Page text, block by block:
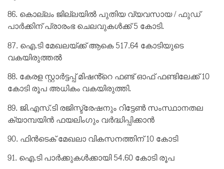
86. കൊല്ലം ജില്ലയിൽ പുതിയ വ്യവസായ / ഫുഡ്
പാർക്കിന് പ്രാരംഭ ചെലവുകൾക്ക് 5 കോടി.
87. ഐ.ടി മേഖലയ്ക്ക് ആകെ 517.64 കോടിയുടെ
വകയിരുത്തൽ
88. കേരള സ്റ്റാർട്ടപ്പ് മിഷൻ്റെ ഫണ്ട് ഓഫ് ഫണ്ടിലേക്ക് 10
കോടി രൂപ അധികം വകയിരുത്തി.
89. ജി.എസ്.ടി രജിസ്ട്രേഷനും റിട്ടേൺ സംസ്ഥാനതല
ക്യാമ്പയിൻ ഫയലിംഗും വർദ്ധിപ്പിക്കാൻ
90. ഫിൻടെക് മേഖലാ വികസനത്തിന് 10 കോടി
91. ഐ.ടി പാർക്കുകൾക്കായി 54.60 കോടി രൂപ